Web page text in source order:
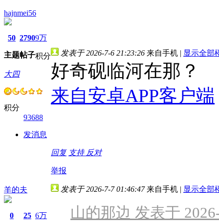
hajnmei56
50
主题
2790
帖子
9万
积分
大四
积分
93688
发消息
发表于 2026-7-6 21:23:26 来自手机 | 显示全部
好奇砚临河在那？
来自安卓APP客户端
回复 支持 反对
举报
羊的夫
0 25 6万
发表于 2026-7-7 01:46:47 来自手机 | 显示全部
山的那边 发表于